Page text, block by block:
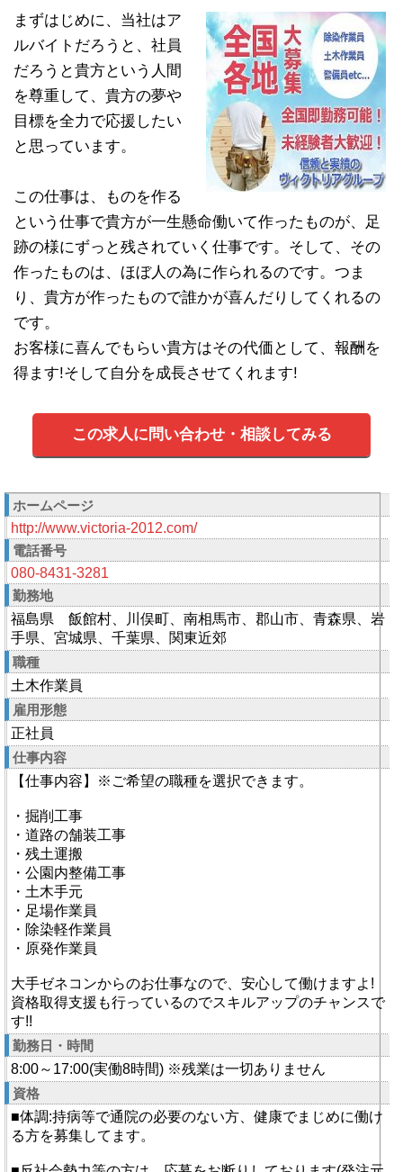
まずはじめに、当社はア
ルバイトだろうと、社員
だろうと貴方という人間
を尊重して、貴方の夢や
目標を全力で応援したい
と思っています。
この仕事は、ものを作る
という仕事で貴方が一生懸命働いて作ったものが、足
跡の様にずっと残されていく仕事です。そして、その
作ったものは、ほぼ人の為に作られるのです。つま
り、貴方が作ったもので誰かが喜んだりしてくれるの
です。
お客様に喜んでもらい貴方はその代価として、報酬を
得ます!そして自分を成長させてくれます!
この求人に問い合わせ・相談してみる
ホームページ
http://www.victoria-2012.com/
電話番号
080-8431-3281
勤務地
福島県 飯館村、川俣町、南相馬市、郡山市、青森県、岩
手県、宮城県、千葉県、関東近郊
職種
土木作業員
雇用形態
正社員
仕事内容
【仕事内容】※ご希望の職種を選択できます。
・掘削工事
・道路の舗装工事
・残土運搬
・公園内整備工事
・土木手元
・足場作業員
・除染軽作業員
・原発作業員
大手ゼネコンからのお仕事なので、安心して働けますよ!
資格取得支援も行っているのでスキルアップのチャンスで
す!!
勤務日・時間
8:00～17:00(実働8時間) ※残業は一切ありません
資格
■体調:持病等で通院の必要のない方、健康でまじめに働け
る方を募集してます。